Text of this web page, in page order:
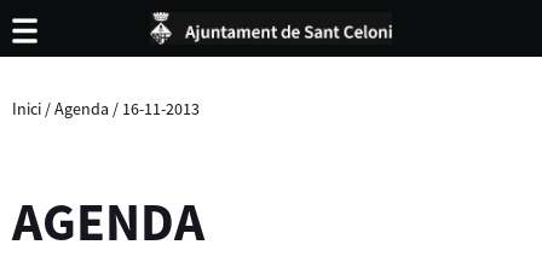
Inici /Agenda / 16-11-2013
AGENDA